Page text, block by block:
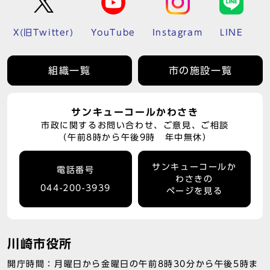
X(旧Twitter) YouTube Instagram LINE
組織一覧 市の施設一覧
サンキューコールかわさき
市政に関するお問い合わせ、ご意見、ご相談
（午前8時から午後9時 年中無休）
電話番号
044-200-3939
サンキューコールか
わさきの
ページを見る
川崎市役所
開庁時間：月曜日から金曜日の午前8時30分から午後5時ま